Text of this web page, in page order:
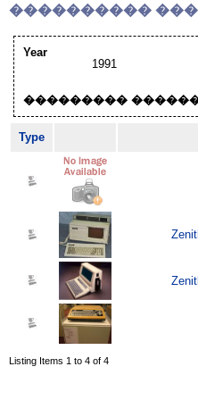
����������
Year
1991
���������
Type
Listing Items 1 to 4 of 4